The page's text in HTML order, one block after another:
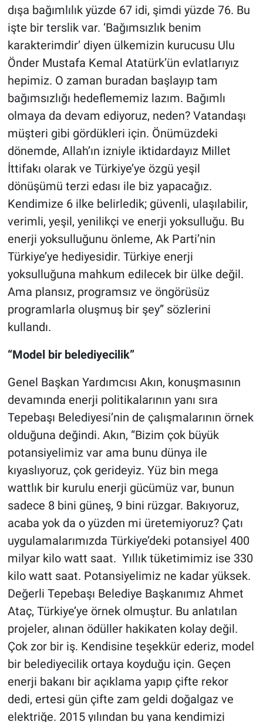
dışa bağımlılık yüzde 67 idi, şimdi yüzde 76. Bu
işte bir terslik var. ‘Bağımsızlık benim
karakterimdir’ diyen ülkemizin kurucusu Ulu
Önder Mustafa Kemal Atatürk’ün evlatlarıyız
hepimiz. O zaman buradan başlayıp tam
bağımsızlığı hedeflememiz lazım. Bağımlı
olmaya da devam ediyoruz, neden? Vatandaşı
müşteri gibi gördükleri için. Önümüzdeki
dönemde, Allah’ın izniyle iktidardayız Millet
İttifakı olarak ve Türkiye’ye özgü yeşil
dönüşümü terzi edası ile biz yapacağız.
Kendimize 6 ilke belirledik; güvenli, ulaşılabilir,
verimli, yeşil, yenilikçi ve enerji yoksulluğu. Bu
enerji yoksulluğunu önleme, Ak Parti’nin
Türkiye’ye hediyesidir. Türkiye enerji
yoksulluğuna mahkum edilecek bir ülke değil.
Ama plansız, programsız ve öngörüsüz
programlarla oluşmuş bir şey” sözlerini
kullandı.
“Model bir belediyecilik”
Genel Başkan Yardımcısı Akın, konuşmasının
devamında enerji politikalarının yanı sıra
Tepebaşı Belediyesi’nin de çalışmalarının örnek
olduğuna değindi. Akın, “Bizim çok büyük
potansiyelimiz var ama bunu dünya ile
kıyaslıyoruz, çok gerideyiz. Yüz bin mega
wattlık bir kurulu enerji gücümüz var, bunun
sadece 8 bini güneş, 9 bini rüzgar. Bakıyoruz,
acaba yok da o yüzden mi üretemiyoruz? Çatı
uygulamalarımızda Türkiye’deki potansiyel 400
milyar kilo watt saat. Yıllık tüketimimiz ise 330
kilo watt saat. Potansiyelimiz ne kadar yüksek.
Değerli Tepebaşı Belediye Başkanımız Ahmet
Ataç, Türkiye’ye örnek olmuştur. Bu anlatılan
projeler, alınan ödüller hakikaten kolay değil.
Çok zor bir iş. Kendisine teşekkür ederiz, model
bir belediyecilik ortaya koyduğu için. Geçen
enerji bakanı bir açıklama yapıp çifte rekor
dedi, ertesi gün çifte zam geldi doğalgaz ve
elektriğe. 2015 yılından bu yana kendimizi